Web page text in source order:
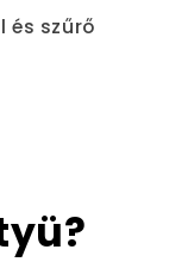
és szűrő